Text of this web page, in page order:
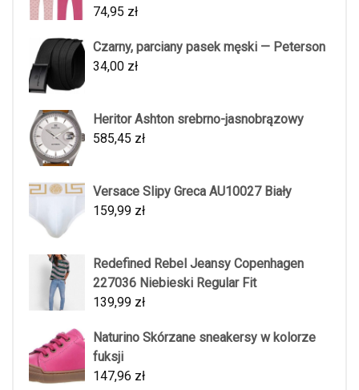
74,95 zł
Czarny, parciany pasek męski — Peterson
34,00 zł
Heritor Ashton srebrno-jasnobrązowy
585,45 zł
Versace Slipy Greca AU10027 Biały
159,99 zł
Redefined Rebel Jeansy Copenhagen
227036 Niebieski Regular Fit
139,99 zł
Naturino Skórzane sneakersy w kolorze
fuksji
147,96 zł